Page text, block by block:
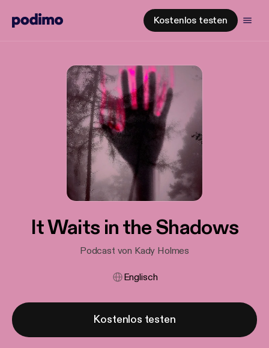
Kostenlos testen
It Waits in the Shadows
Podcast von Kady Holmes
Englisch
Kostenlos testen